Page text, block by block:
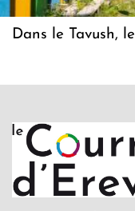
Dans le Tavush,